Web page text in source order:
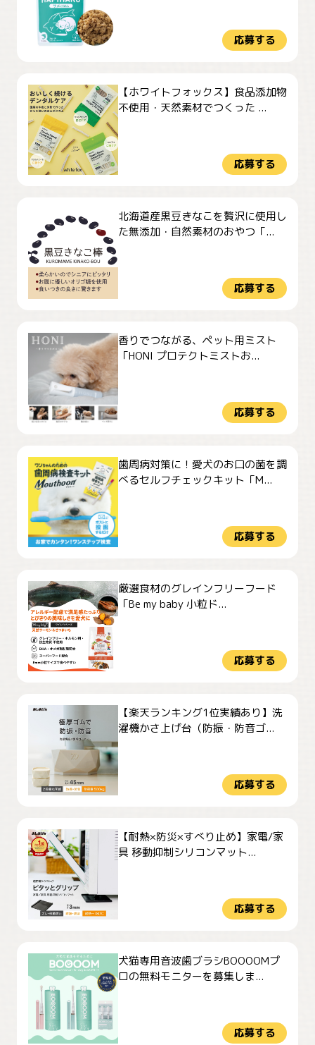
応募する
【ホワイトフォックス】食品添加物
不使用・天然素材でつくった ...
応募する
北海道産黒豆きなこを贅沢に使用し
た無添加・自然素材のおやつ「...
応募する
香りでつながる、ペット用ミスト
「HONI プロテクトミストお...
応募する
歯周病対策に！愛犬のお口の菌を調
べるセルフチェックキット「M...
応募する
厳選食材のグレインフリーフード
「Be my baby 小粒ド...
応募する
【楽天ランキング1位実績あり】洗
濯機かさ上げ台（防振・防音ゴ...
応募する
【耐熱×防災×すべり止め】家電/家
具 移動抑制シリコンマット...
応募する
犬猫専用音波歯ブラシBOOOOMプ
ロの無料モニターを募集しま...
応募する